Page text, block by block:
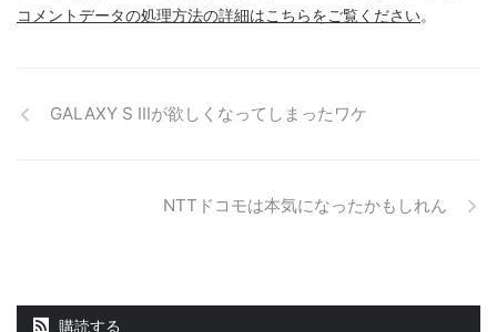
コメントデータの処理方法の詳細はこちらをご覧ください。
GALAXY S IIIが欲しくなってしまったワケ
NTTドコモは本気になったかもしれん
購読する